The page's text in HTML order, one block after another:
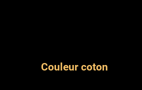
Couleur coton